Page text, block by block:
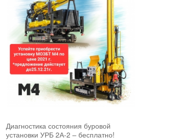
Диагностика состояния буровой
установки УРБ 2А-2 – бесплатно!